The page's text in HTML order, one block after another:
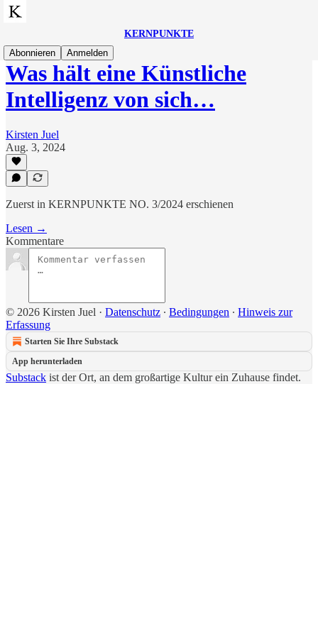
KERNPUNKTE
Abonnieren
Anmelden
Was hält eine Künstliche
Intelligenz von sich…
Kirsten Juel
Aug. 3, 2024
Zuerst in KERNPUNKTE NO. 3/2024 erschienen
Lesen →
Kommentare
© 2026 Kirsten Juel · Datenschutz ∙ Bedingungen ∙ Hinweis zur
Erfassung
Starten Sie Ihre Substack
App herunterladen
Substack ist der Ort, an dem großartige Kultur ein Zuhause findet.